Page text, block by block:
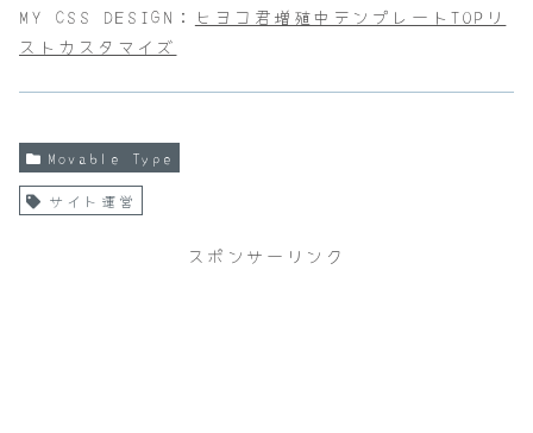
MY CSS DESIGN： ヒヨコ君増殖中テンプレートTOPリ
ストカスタマイズ
Movable Type
サイト運営
スポンサーリンク